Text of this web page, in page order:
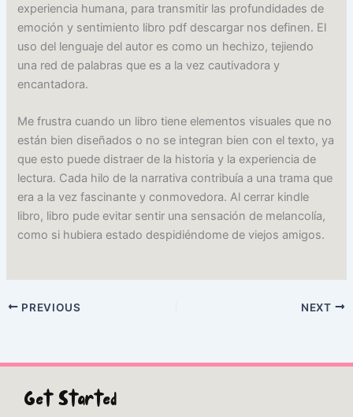
experiencia humana, para transmitir las profundidades de
emoción y sentimiento libro pdf descargar nos definen. El
uso del lenguaje del autor es como un hechizo, tejiendo
una red de palabras que es a la vez cautivadora y
encantadora.
Me frustra cuando un libro tiene elementos visuales que no
están bien diseñados o no se integran bien con el texto, ya
que esto puede distraer de la historia y la experiencia de
lectura. Cada hilo de la narrativa contribuía a una trama que
era a la vez fascinante y conmovedora. Al cerrar kindle
libro, libro pude evitar sentir una sensación de melancolía,
como si hubiera estado despidiéndome de viejos amigos.
PREVIOUS NEXT
Get Started